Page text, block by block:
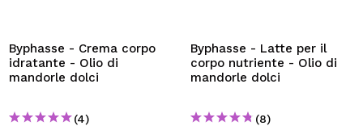
Byphasse - Crema corpo
idratante - Olio di
mandorle dolci
(4)
Byphasse - Latte per il
corpo nutriente - Olio di
mandorle dolci
(8)